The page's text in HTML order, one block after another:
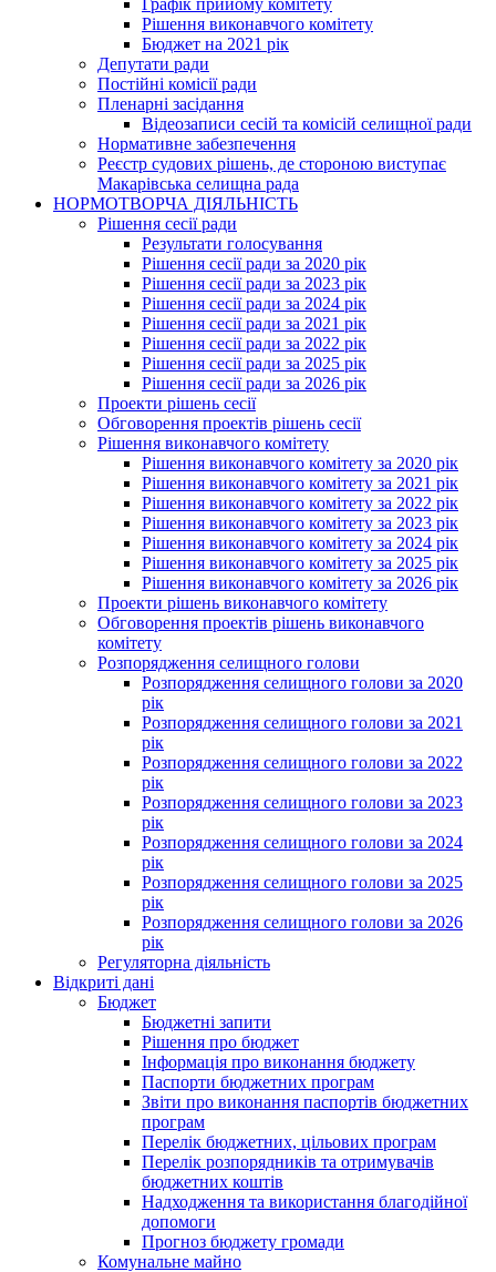
Графік прийому комітету
Рішення виконавчого комітету
Бюджет на 2021 рік
Депутати ради
Постійні комісії ради
Пленарні засідання
Відеозаписи сесій та комісій селищної ради
Нормативне забезпечення
Реєстр судових рішень, де стороною виступає
Макарівська селищна рада
НОРМОТВОРЧА ДІЯЛЬНІСТЬ
Рішення сесії ради
Результати голосування
Рішення сесії ради за 2020 рік
Рішення сесії ради за 2023 рік
Рішення сесії ради за 2024 рік
Рішення сесії ради за 2021 рік
Рішення сесії ради за 2022 рік
Рішення сесії ради за 2025 рік
Рішення сесії ради за 2026 рік
Проекти рішень сесії
Обговорення проектів рішень сесії
Рішення виконавчого комітету
Рішення виконавчого комітету за 2020 рік
Рішення виконавчого комітету за 2021 рік
Рішення виконавчого комітету за 2022 рік
Рішення виконавчого комітету за 2023 рік
Рішення виконавчого комітету за 2024 рік
Рішення виконавчого комітету за 2025 рік
Рішення виконавчого комітету за 2026 рік
Проекти рішень виконавчого комітету
Обговорення проектів рішень виконавчого
комітету
Розпорядження селищного голови
Розпорядження селищного голови за 2020
рік
Розпорядження селищного голови за 2021
рік
Розпорядження селищного голови за 2022
рік
Розпорядження селищного голови за 2023
рік
Розпорядження селищного голови за 2024
рік
Розпорядження селищного голови за 2025
рік
Розпорядження селищного голови за 2026
рік
Регуляторна діяльність
Відкриті дані
Бюджет
Бюджетні запити
Рішення про бюджет
Інформація про виконання бюджету
Паспорти бюджетних програм
Звіти про виконання паспортів бюджетних
програм
Перелік бюджетних, цільових програм
Перелік розпорядників та отримувачів
бюджетних коштів
Надходження та використання благодійної
допомоги
Прогноз бюджету громади
Комунальне майно